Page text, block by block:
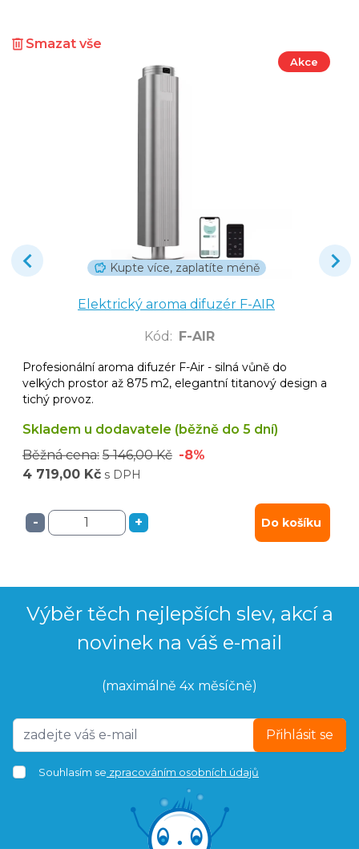
Smazat vše
Akce
Kupte více, zaplatíte méně
Elektrický aroma difuzér F-AIR
Kód : F-AIR
Profesionální aroma difuzér F-Air - silná vůně do
velkých prostor až 875 m2, elegantní titanový design a
tichý provoz.
Skladem u dodavatele (běžně do 5 dní)
Běžná cena: 5 146,00 Kč -8%
4 719,00 Kč s DPH
- + Do košíku
Výběr těch nejlepších slev, akcí a
novinek na váš e-mail
(maximálně 4x měsíčně)
Přihlásit se
Souhlasím se zpracováním osobních údajů